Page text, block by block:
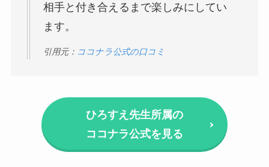
相手と付き合えるまで楽しみにしてい
ます。
引用元： ココナラ公式の口コミ
ひろすえ先生所属の
ココナラ公式を見る